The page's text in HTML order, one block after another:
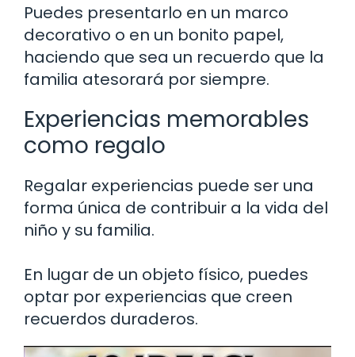
Puedes presentarlo en un marco
decorativo o en un bonito papel,
haciendo que sea un recuerdo que la
familia atesorará por siempre.
Experiencias memorables
como regalo
Regalar experiencias puede ser una
forma única de contribuir a la vida del
niño y su familia.
En lugar de un objeto físico, puedes
optar por experiencias que creen
recuerdos duraderos.